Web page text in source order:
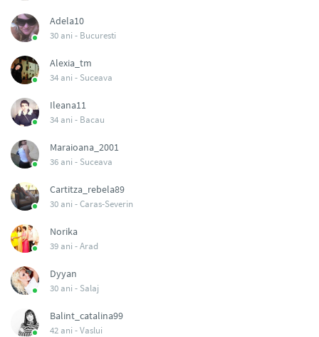
Adela10
30 ani - Bucuresti
Alexia_tm
34 ani - Suceava
Ileana11
34 ani - Bacau
Maraioana_2001
36 ani - Suceava
Cartitza_rebela89
30 ani -Caras-Severin
Norika
39 ani -Arad
Dyyan
30 ani - Salaj
Balint_catalina99
42 ani -Vaslui